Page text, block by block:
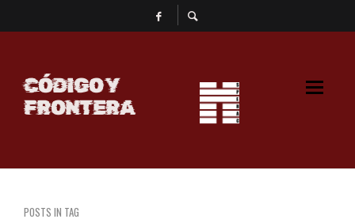
CÓDIGO Y
FRONTERA
POSTS IN TAG